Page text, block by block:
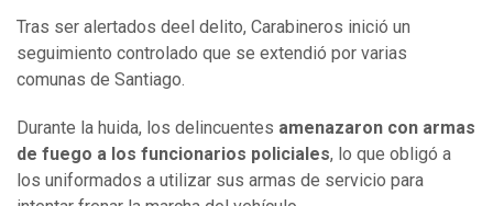
Tras ser alertados deel delito, Carabineros inició un
seguimiento controlado que se extendió por varias
comunas de Santiago.
Durante la huida, los delincuentes amenazaron con armas
de fuego a los funcionarios policiales, lo que obligó a
los uniformados a utilizar sus armas de servicio para